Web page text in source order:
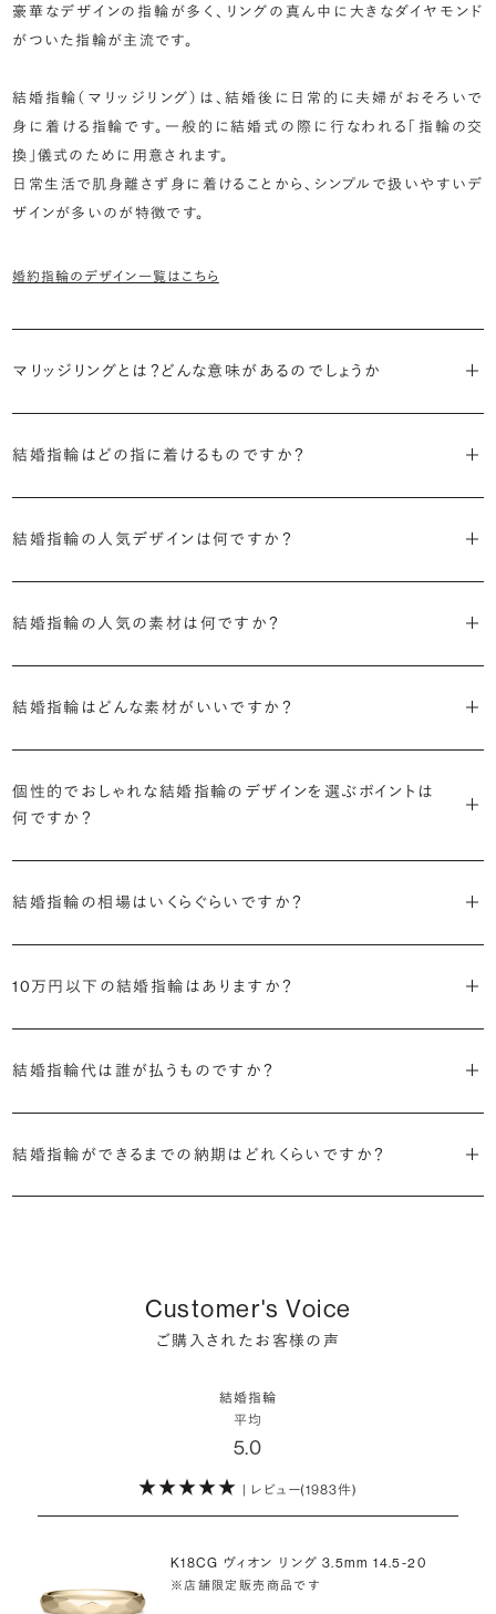
豪華なデザインの指輪が多く、リングの真ん中に大きなダイヤモンド
がついた指輪が主流です。
結婚指輪（マリッジリング）は、結婚後に日常的に夫婦がおそろいで
身に着ける指輪です。一般的に結婚式の際に行なわれる「指輪の交
換」儀式のために用意されます。
日常生活で肌身離さず身に着けることから、シンプルで扱いやすいデ
ザインが多いのが特徴です。
婚約指輪のデザイン一覧はこちら
マリッジリングとは？どんな意味があるのでしょうか
グ」は結婚指輪の別名です。
ングリング）やWedding Band（ウエディングバンド）と呼ばれます。
結婚指輪はどの指に着けるものですか？
る」意味があるとされる左手薬指に着けるのが一般的です。しかし、実
詳しくはこちら
結婚指輪の人気デザインは何ですか？
よく選ばれます。
表面の質感は、鏡のように艶々とした「ミラー」が人気です。
傾向にあります。
です。人気の高さを参考にしつつも、ご自身で試着や検討を重ね、ぜ
ひ目にする度に「やっぱりこのリングが好き」と思えるようなデザイン
結婚指輪の人気デザインランキングを見る
結婚指輪の人気の素材は何ですか？
が、近年はゴールド系の素材への注目も高まっています。
結婚指輪はどんな素材がいいですか？
んどありません。純粋に色味の好みでお選びいただくと良いかと思い
ます。
ようなカラー（素材）を、試着を通して探してみましょう。
もしよく身に着けるジュエリーや時計があれば、コーディネートの相性
ることを目的に、結婚指輪は複数の素材を使った「コンビネーション素
材」でオーダーする方もいらっしゃいます。
個性的でおしゃれな結婚指輪のデザインを選ぶポイントは
何ですか？
を選べると、満足感が高まりそうです。具体的には、以下のようなポイ
・標準よりも、細めあるいは太めの幅を選ぶ
・ミラー以外の仕上げ
結婚指輪の相場はいくらぐらいですか？
場は全国平均で約32.1万円。20〜25万円未満の範囲で選ぶカップル
10万円以下の結婚指輪はありますか？
材（カラー）や幅の広さ、ダイヤモンドの有無などで価格が変わってま
結婚指輪の一覧を見る
結婚指輪代は誰が払うものですか？
る回答が、二人でが89.2%、次いで妻が8.7%、夫が1.8%という結果で
結婚指輪ができるまでの納期はどれくらいですか？
ほとんどの結婚指輪は完成まで4週間前後、素材（カラー）やデザイン
Customer's Voice
ご購入されたお客様の声
結婚指輪
平均
5.0
| レビュー(1983件)
K18CG ヴィオン リング 3.5mm 14.5-20
※店舗限定販売商品です